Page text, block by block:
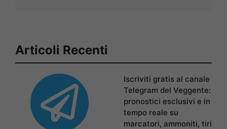
Articoli Recenti
Iscriviti gratis al canale
Telegram del Veggente:
pronostici esclusivi e in
tempo reale su
marcatori, ammoniti, tiri